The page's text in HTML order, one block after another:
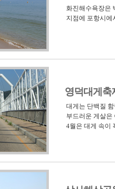
화진해수욕장은
지점에 포항시에
영덕대게축
대게는 단백질
부드러운 게살은
4월은 대게 속이